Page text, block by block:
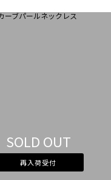
SOLD OUT
再入荷受付